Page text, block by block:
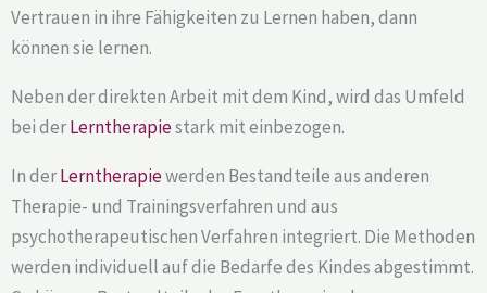
Vertrauen in ihre Fähigkeiten zu Lernen haben, dann
können sie lernen.
Neben der direkten Arbeit mit dem Kind, wird das Umfeld
bei derLerntherapiestark mit einbezogen.
In derLerntherapiewerden Bestandteile aus anderen
Therapie- und Trainingsverfahren und aus
psychotherapeutischen Verfahren integriert. Die Methoden
werden individuell auf die Bedarfe des Kindes abgestimmt.